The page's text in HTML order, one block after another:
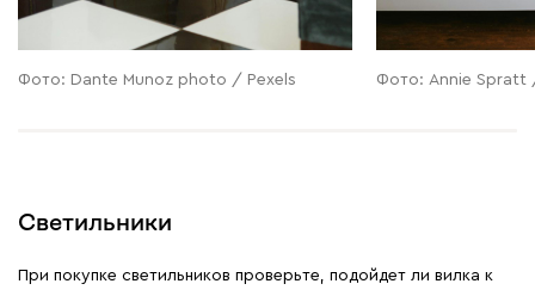
Фото: Dante Munoz photo / Pexels Фото: Annie Spratt
Светильники
При покупке светильников проверьте, подойдет ли вилка к